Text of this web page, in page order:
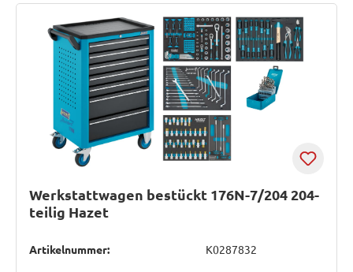
Werkstattwagen bestückt 176N-7/204 204-
teilig Hazet
Artikelnummer: K0287832